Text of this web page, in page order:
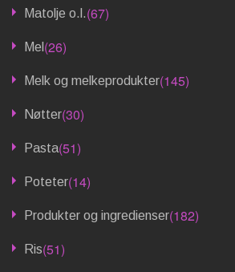
Matolje o.l.(67)
Mel (26)
Melk og melkeprodukter(145)
Nøtter(30)
Pasta(51)
Poteter(14)
Produkter og ingredienser(182)
Ris(51)